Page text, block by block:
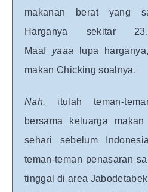
makanan berat yang
Harganya sekitar
Maaf yaaa lupa harganya,
makan Chicking soalnya.
Nah, itulah teman-
bersama keluarga
sehari sebelum
teman-teman penasaran
tinggal di area